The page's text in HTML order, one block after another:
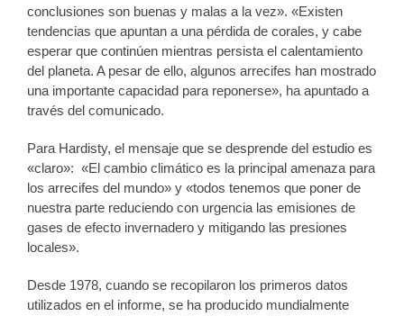
conclusiones son buenas y malas a la vez». «Existen
tendencias que apuntan a una pérdida de corales, y cabe
esperar que continúen mientras persista el calentamiento
del planeta. A pesar de ello, algunos arrecifes han mostrado
una importante capacidad para reponerse», ha apuntado a
través del comunicado.
Para Hardisty, el mensaje que se desprende del estudio es
«claro»: «El cambio climático es la principal amenaza para
los arrecifes del mundo» y «todos tenemos que poner de
nuestra parte reduciendo con urgencia las emisiones de
gases de efecto invernadero y mitigando las presiones
locales».
Desde 1978, cuando se recopilaron los primeros datos
utilizados en el informe, se ha producido mundialmente